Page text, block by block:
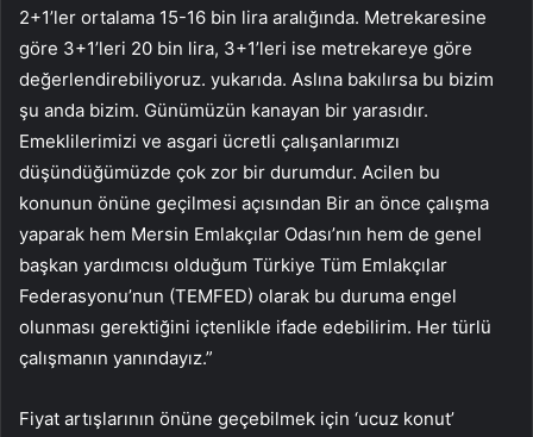
2+1’ler ortalama 15-16 bin lira aralığında. Metrekaresine
göre 3+1’leri 20 bin lira, 3+1’leri ise metrekareye göre
değerlendirebiliyoruz. yukarıda. Aslına bakılırsa bu bizim
şu anda bizim. Günümüzün kanayan bir yarasıdır.
Emeklilerimizi ve asgari ücretli çalışanlarımızı
düşündüğümüzde çok zor bir durumdur. Acilen bu
konunun önüne geçilmesi açısından Bir an önce çalışma
yaparak hem Mersin Emlakçılar Odası’nın hem de genel
başkan yardımcısı olduğum Türkiye Tüm Emlakçılar
Federasyonu’nun (TEMFED) olarak bu duruma engel
olunması gerektiğini içtenlikle ifade edebilirim. Her türlü
çalışmanın yanındayız.”
Fiyat artışlarının önüne geçebilmek için ‘ucuz konut’